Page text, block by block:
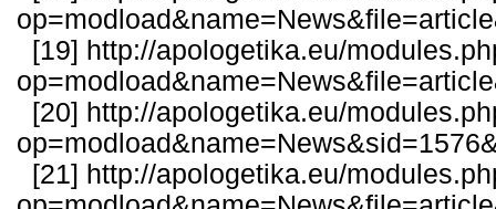
[19] http://apologetika.eu/
[20] http://apologetika.eu/
[21] http://apologetika.eu/